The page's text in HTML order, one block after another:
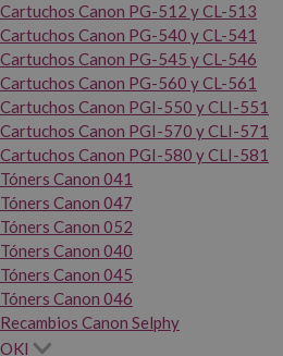
Cartuchos Canon PG-512 y CL-513
Cartuchos Canon PG-540 y CL-541
Cartuchos Canon PG-545 y CL-546
Cartuchos Canon PG-560 y CL-561
Cartuchos Canon PGI-550 y CLI-551
Cartuchos Canon PGI-570 y CLI-571
Cartuchos Canon PGI-580 y CLI-581
Tóners Canon 041
Tóners Canon 047
Tóners Canon 052
Tóners Canon 040
Tóners Canon 045
Tóners Canon 046
Recambios Canon Selphy
OKI